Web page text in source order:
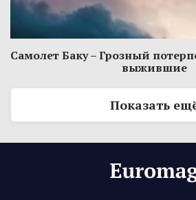
Самолет Баку – Грозный
выжившие
Показать